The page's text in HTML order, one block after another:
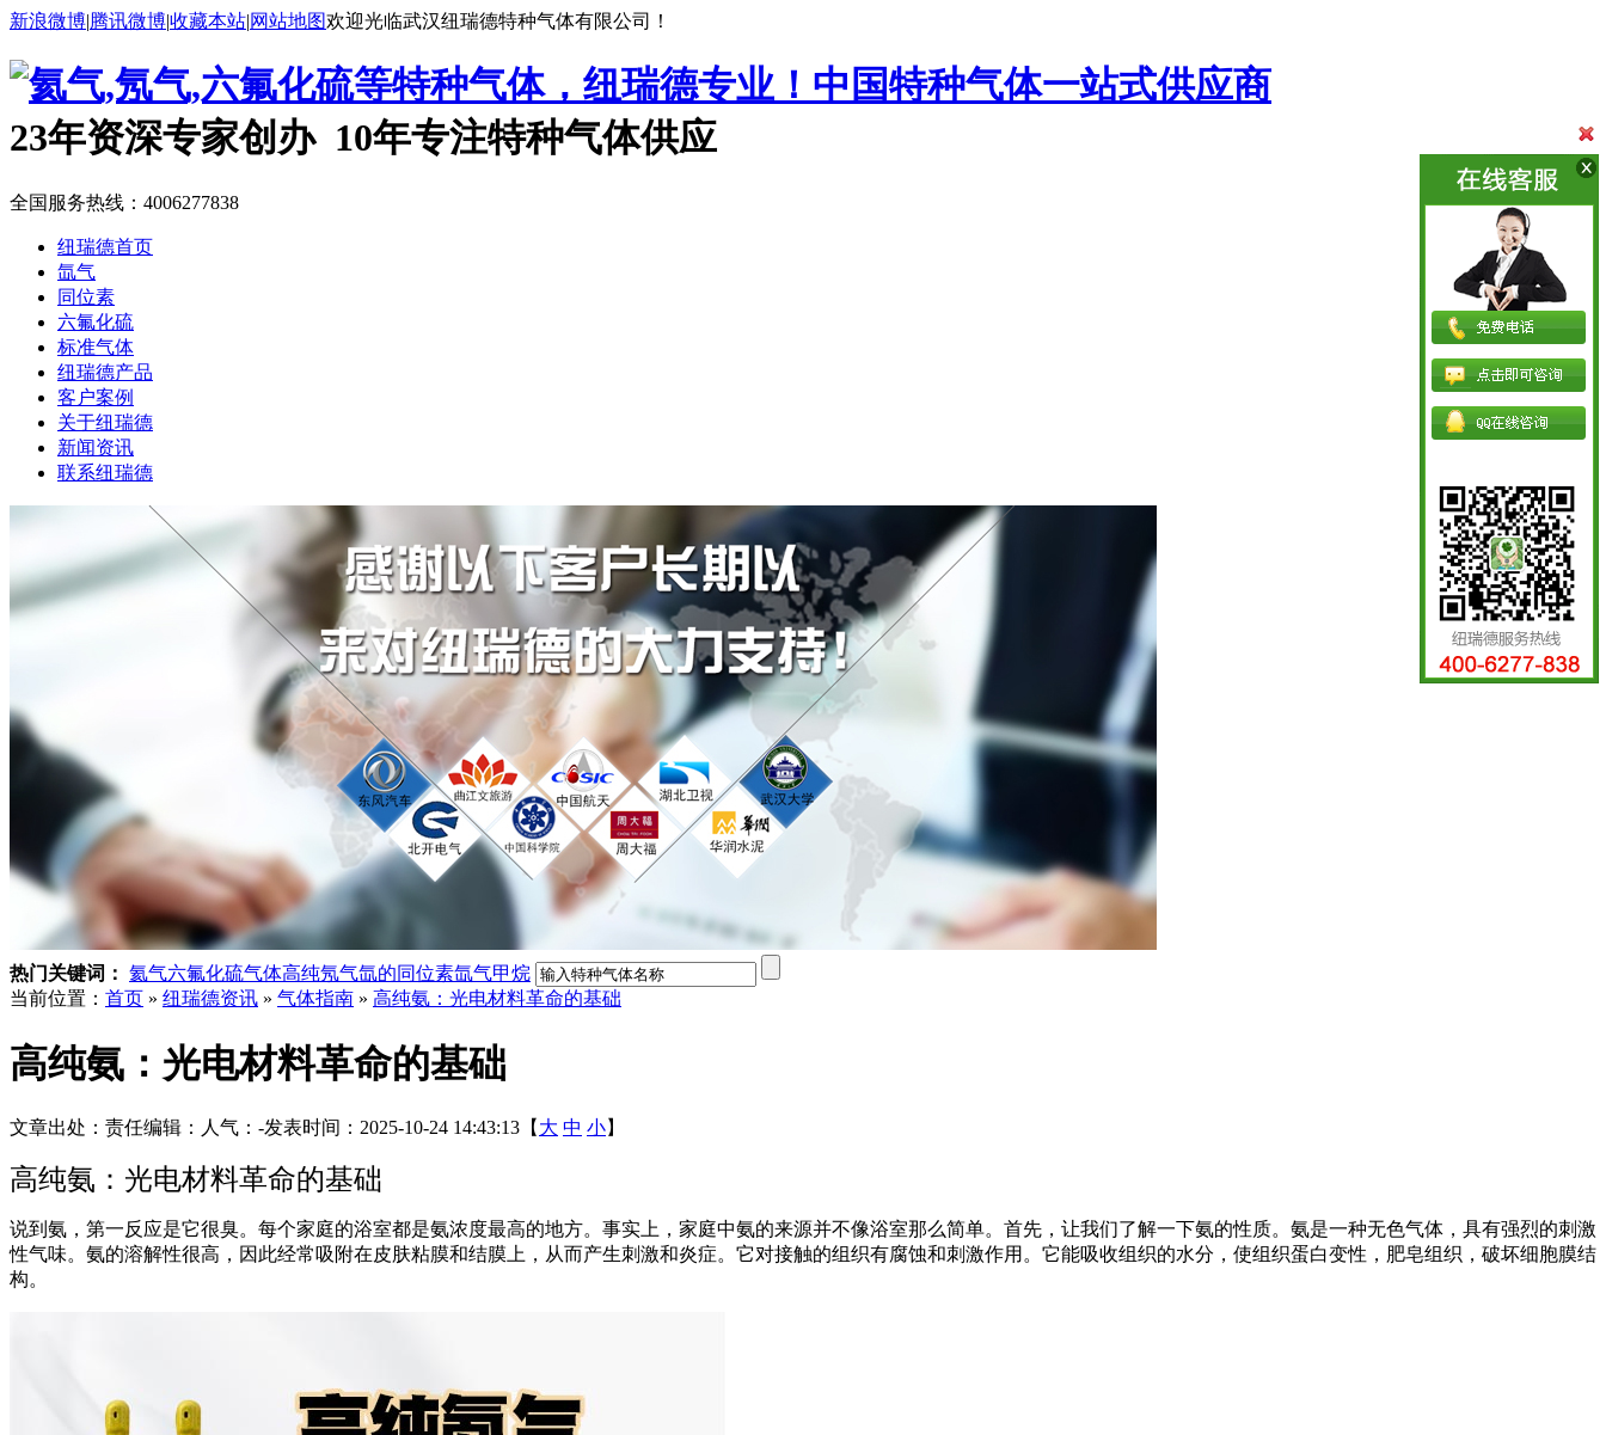
新浪微博|腾讯微博|收藏本站|网站地图欢迎光临武汉纽瑞德特种气体有限公司！
中国特种气体一站式供应商
23年资深专家创办 10年专注特种气体供应
全国服务热线： 4006277838
纽瑞德首页
氙气
同位素
六氟化硫
标准气体
纽瑞德产品
客户案例
关于纽瑞德
新闻资讯
联系纽瑞德
热门关键词： 氦气六氟化硫气体高纯氖气氙的同位素氙气甲烷
当前位置： 首页 » 纽瑞德资讯 » 气体指南 » 高纯氨：光电材料革命的基础
高纯氨：光电材料革命的基础
文章出处： 责任编辑： 人气： -发表时间：2025-10-24 14:43:13【 大 中 小】
高纯氨：光电材料革命的基础
说到氨，第一反应是它很臭。每个家庭的浴室都是氨浓度最高的地方。事实上，家庭中氨的来源并不像浴室那么简单。首先，让我们了解一下氨的性质。氨是一种无色气体，具有强烈的刺激
性气味。氨的溶解性很高，因此经常吸附在皮肤粘膜和结膜上，从而产生刺激和炎症。它对接触的组织有腐蚀和刺激作用。它能吸收组织的水分，使组织蛋白变性，肥皂组织，破坏细胞膜结
构。